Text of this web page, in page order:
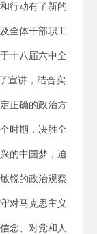
行动有了新的
全体干部职工
十八届六中全
宣讲，结合实
正确的政治方
时期，决胜全
的中国梦，迫
锐的政治观察
对马克思主义
念、对党和人